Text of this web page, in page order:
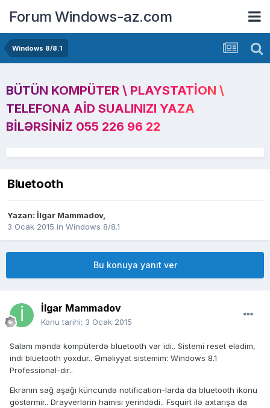
Forum Windows-az.com
Windows 8/8.1
BÜTÜN KOMPÜTER \ PLAYSTATION \
TELEFONA AID SUALINIZI YAZA
BILƏRSINIZ 055 226 96 22
Bluetooth
Yazan: İlgar Mammadov,
3 Ocak 2015 in Windows 8/8.1
Bu konuya yanıt ver
İlgar Mammadov
Konu tarihi: 3 Ocak 2015
Salam məndə kompüterdə bluetooth var idi.. Sistemi reset elədim,
indi bluetooth yoxdur.. Əməliyyat sistemim: Windows 8.1
Professional-dır..
Ekranın sağ aşağı küncündə notification-larda da bluetooth ikonu
göstərmir.. Drayverlərin hamısı yerindədi.. Fsquirt ilə axtarışa da